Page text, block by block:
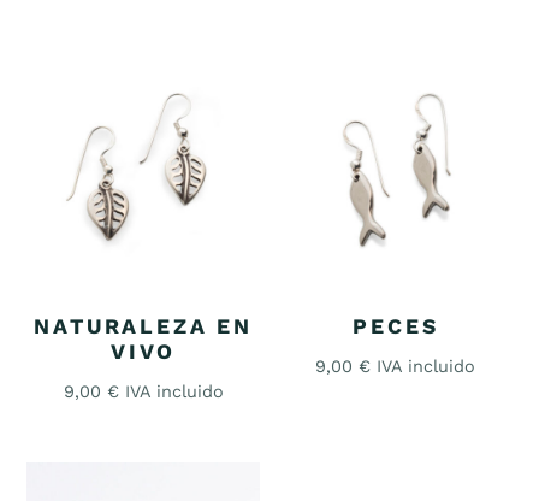
NATURALEZA EN
VIVO
9,00 € IVA incluido
PECES
9,00 € IVA incluido